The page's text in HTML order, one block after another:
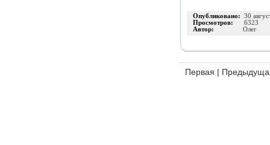
Опубликовано: 30
Просмотров: 6323
Автор: Олег
Первая |